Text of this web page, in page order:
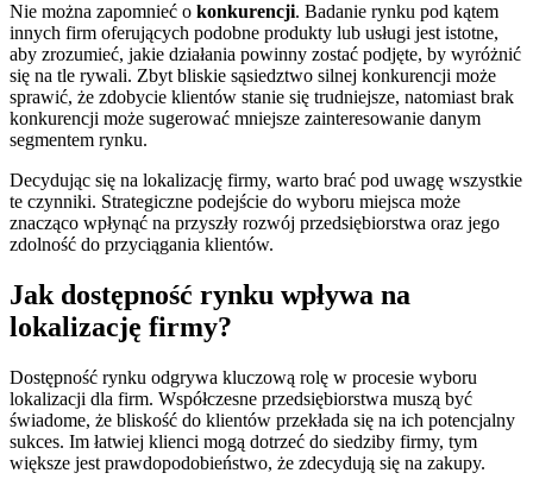
Nie można zapomnieć o konkurencji. Badanie rynku pod kątem
innych firm oferujących podobne produkty lub usługi jest istotne,
aby zrozumieć, jakie działania powinny zostać podjęte, by wyróżnić
się na tle rywali. Zbyt bliskie sąsiedztwo silnej konkurencji może
sprawić, że zdobycie klientów stanie się trudniejsze, natomiast brak
konkurencji może sugerować mniejsze zainteresowanie danym
segmentem rynku.
Decydując się na lokalizację firmy, warto brać pod uwagę wszystkie
te czynniki. Strategiczne podejście do wyboru miejsca może
znacząco wpłynąć na przyszły rozwój przedsiębiorstwa oraz jego
zdolność do przyciągania klientów.
Jak dostępność rynku wpływa na
lokalizację firmy?
Dostępność rynku odgrywa kluczową rolę w procesie wyboru
lokalizacji dla firm. Współczesne przedsiębiorstwa muszą być
świadome, że bliskość do klientów przekłada się na ich potencjalny
sukces. Im łatwiej klienci mogą dotrzeć do siedziby firmy, tym
większe jest prawdopodobieństwo, że zdecydują się na zakupy.